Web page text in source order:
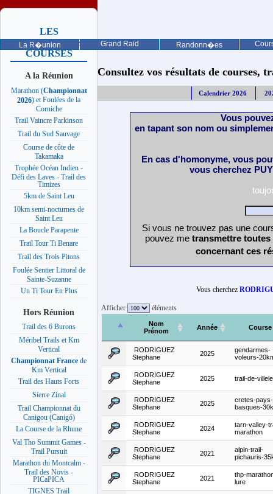
La R�union Grand Raid Randonn�es
LES
PROCHAINES
COURSES
A la Réunion
Marathon (Championnat
2026) et Foulées de la
Corniche
Trail Vaincre Parkinson
Trail du Sud Sauvage
Course de côte de
Takamaka
Trophée Océan Indien -
Défi des Laves - Trail des
Timizes
5km de Saint Leu
10km semi-nocturnes de
Saint Leu
La Boucle Parapente
Trail Tour Ti Benare
Trail des Trois Pitons
Foulée Sentier Littoral de
Sainte-Suzanne
Un Ti Tour En Plus
Hors Réunion
Trail des 6 Burons
Méribel Trails et Km
Vertical
Championnat France de
Km Vertical
Trail des Hauts Forts
Sierre Zinal
Trail Championnat du
Canigou (Canigó)
La Course de la Rhune
Val Tho Summit Games -
Trail Pursuit
Marathon du Montcalm -
Trail des Novis -
PICaPICA
TIGNES Trail
Consultez vos résultats de courses,
Calendrier 2026
Vous
en tapant son nom ou
En cas d'homonyme, vous
vous cherchez
Si vous ne trouvez pas une
pouvez me transmettre
concernant ces
Vous cherchez
Afficher éléments
Nom
Prénom
Année Course
RODRIGUEZ
Stephane
2025
gendarmes-
voleurs-
RODRIGUEZ
Stephane
2025 trail-de-villele
RODRIGUEZ
Stephane
2025
cretes-pays-
basques-
RODRIGUEZ
Stephane
2024
tarn-valley-
marathon
RODRIGUEZ
Stephane
2021
alpin-trail-
pichauris-
RODRIGUEZ
Stephane
2021
thp-
lure